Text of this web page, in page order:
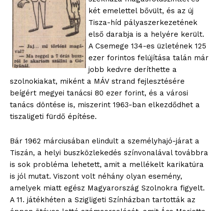
két emelettel bővült, és az új
Tisza-híd pályaszerkezetének
első darabja is a helyére került.
A Csemege 134-es üzletének 125
ezer forintos felújítása talán már
jobb kedvre deríthette a
szolnokiakat, miként a MÁV strand fejlesztésére
beígért megyei tanácsi 80 ezer forint, és a városi
tanács döntése is, miszerint 1963-ban elkezdődhet a
tiszaligeti fürdő építése.
Bár 1962 márciusában elindult a személyhajó-járat a
Tiszán, a helyi buszközlekedés színvonalával továbbra
is sok probléma lehetett, amit a mellékelt karikatúra
is jól mutat. Viszont volt néhány olyan esemény,
amelyek miatt egész Magyarország Szolnokra figyelt.
A 11. játékhéten a Szigligeti Színházban tartották az